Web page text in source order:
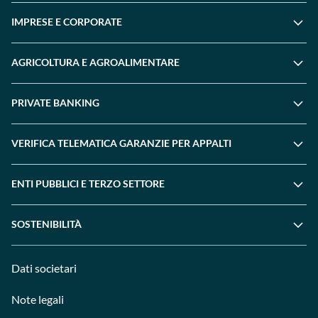
IMPRESE E CORPORATE
AGRICOLTURA E AGROALIMENTARE
PRIVATE BANKING
VERIFICA TELEMATICA GARANZIE PER APPALTI
ENTI PUBBLICI E TERZO SETTORE
SOSTENIBILITÀ
Dati societari
Note legali